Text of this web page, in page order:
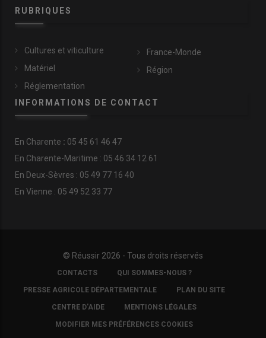
RUBRIQUES
Cultures et viticulture
Matériel
Réglementation
France-Monde
Région
INFORMATIONS DE CONTACT
En Charente : 05 45 61 46 47
En Charente-Maritime : 05 46 34 12 61
En Deux-Sèvres : 05 49 77 16 40
En Vienne : 05 49 52 33 77
© Réussir 2026 - Tous droits réservés
COPYRIGHTCONTACTS QUI SOMMES-NOUS ?
PRESSE AGRICOLE DÉPARTEMENTALE PLAN DU SITE
CENTRE D'AIDE MENTIONS LÉGALES
MODIFIER MES PRÉFÉRENCES COOKIES